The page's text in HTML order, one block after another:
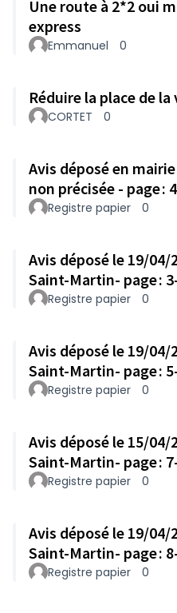
Une route à 2*2 oui
express
Emmanuel 0
Réduire la place de
CORTET 0
Avis déposé en
non précisée - page :
Registre papier 0
Avis déposé le 19/
Saint-Martin- page :
Registre papier 0
Avis déposé le 19/
Saint-Martin- page :
Registre papier 0
Avis déposé le 15/
Saint-Martin- page :
Registre papier 0
Avis déposé le 19/
Saint-Martin- page :
Registre papier 0